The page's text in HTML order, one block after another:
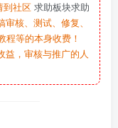
到社区 求助板块求助
核、测试、修复、
程等的本身收费！
益，审核与推广的人